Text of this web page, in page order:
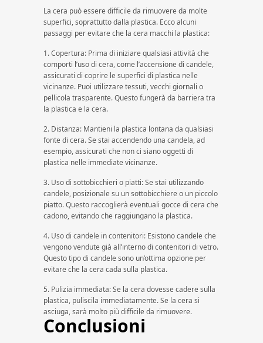
La cera può essere difficile da rimuovere da molte
superfici, soprattutto dalla plastica. Ecco alcuni
passaggi per evitare che la cera macchi la plastica:
1. Copertura: Prima di iniziare qualsiasi attività che
comporti l’uso di cera, come l’accensione di candele,
assicurati di coprire le superfici di plastica nelle
vicinanze. Puoi utilizzare tessuti, vecchi giornali o
pellicola trasparente. Questo fungerà da barriera tra
la plastica e la cera.
2. Distanza: Mantieni la plastica lontana da qualsiasi
fonte di cera. Se stai accendendo una candela, ad
esempio, assicurati che non ci siano oggetti di
plastica nelle immediate vicinanze.
3. Uso di sottobicchieri o piatti: Se stai utilizzando
candele, posizionale su un sottobicchiere o un piccolo
piatto. Questo raccoglierà eventuali gocce di cera che
cadono, evitando che raggiungano la plastica.
4. Uso di candele in contenitori: Esistono candele che
vengono vendute già all’interno di contenitori di vetro.
Questo tipo di candele sono un’ottima opzione per
evitare che la cera cada sulla plastica.
5. Pulizia immediata: Se la cera dovesse cadere sulla
plastica, puliscila immediatamente. Se la cera si
asciuga, sarà molto più difficile da rimuovere.
Conclusioni